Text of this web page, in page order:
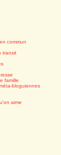
commun
transit
famille
bloguiennes
aime